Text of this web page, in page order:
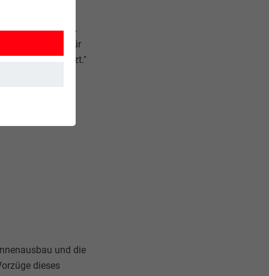
sind. Die
so viel Personal.
Neues. Und für
umgesetzt."
und die
dieses